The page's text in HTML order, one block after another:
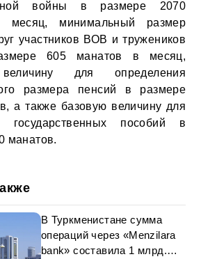
войны в размере 2070
месяц, минимальный размер
участников ВОВ и тружеников
605 манатов в месяц,
для определения
размера пенсий в размере
а также базовую величину для
государственных пособий в
манатов.
В Туркменистане сумма
операций через «Menzilara
bank» составила 1 млрд.